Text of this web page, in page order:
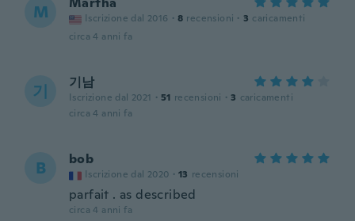
M Iscrizione dal 2016 · 8 recensioni · 3 caricamenti
circa 4 anni fa
기 기남
Iscrizione dal 2021 · 51 recensioni · 3 caricamenti
circa 4 anni fa
B bob
Iscrizione dal 2020 · 13 recensioni
parfait . as described
circa 4 anni fa